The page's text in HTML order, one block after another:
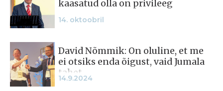
kaasatud olla on privileeg
14. oktoobril
David Nõmmik: On oluline, et me
ei otsiks enda õigust, vaid Jumala
tahet
14.9.2024